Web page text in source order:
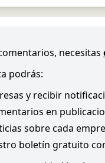
necesitas
podrás:
y recibir
en
sobre cada
boletín gratuito